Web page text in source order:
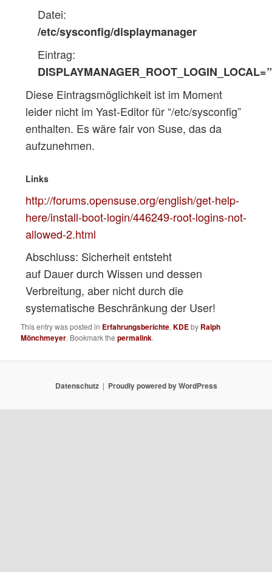
Datei:
/etc/sysconfig/displaymanager
Eintrag:
Diese Eintragsmöglichkeit ist im Moment
leider nicht im Yast-Editor für “/etc/sysconfig”
enthalten. Es wäre fair von Suse, das da
aufzunehmen.
Links
http://forums.opensuse.org/english/get-help-
here/install-boot-login/446249-root-logins-not-
allowed-2.html
Abschluss: Sicherheit entsteht
auf Dauer durch Wissen und dessen
Verbreitung, aber nicht durch die
systematische Beschränkung der User!
This entry was posted in Erfahrungsberichte,KDEby Ralph
Mönchmeyer. Bookmark thepermalink.
Datenschutz Proudly powered by WordPress